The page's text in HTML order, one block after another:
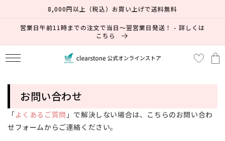
8,000円以上（税込）お買い上げで送料無料
営業日午前11時までの注文で当日～翌営業日発送！ - 詳しくは
こちら
カ
ー
お問い合わせ
「よくあるご質問」で解決しない場合は、 こちらのお問い合わ
せフォームからご連絡ください。